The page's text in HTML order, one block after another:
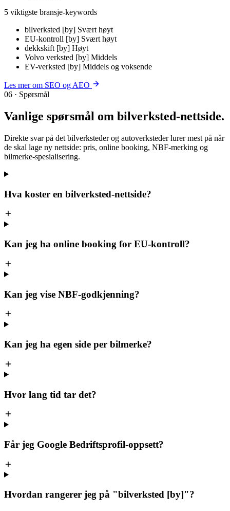
5 viktigste bransje-keywords
bilverksted [by] Svært høyt
EU-kontroll [by] Svært høyt
dekkskift [by] Høyt
Volvo verksted [by] Middels
EV-verksted [by] Middels og voksende
Les mer om SEO og AEO
06 · Spørsmål
Vanlige spørsmål om bilverksted-nettside.
Direkte svar på det bilverksteder og autoverksteder lurer mest på når
de skal lage ny nettside: pris, online booking, NBF-merking og
bilmerke-spesialisering.
Hva koster en bilverksted-nettside?
Kan jeg ha online booking for EU-kontroll?
Kan jeg vise NBF-godkjenning?
Kan jeg ha egen side per bilmerke?
Hvor lang tid tar det?
Får jeg Google Bedriftsprofil-oppsett?
Hvordan rangerer jeg på "bilverksted [by]"?